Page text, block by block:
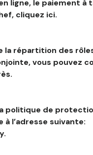
ligne, le paiement à
cliquez ici.
la répartition des
vous pouvez
politique de
l’adresse suivante: